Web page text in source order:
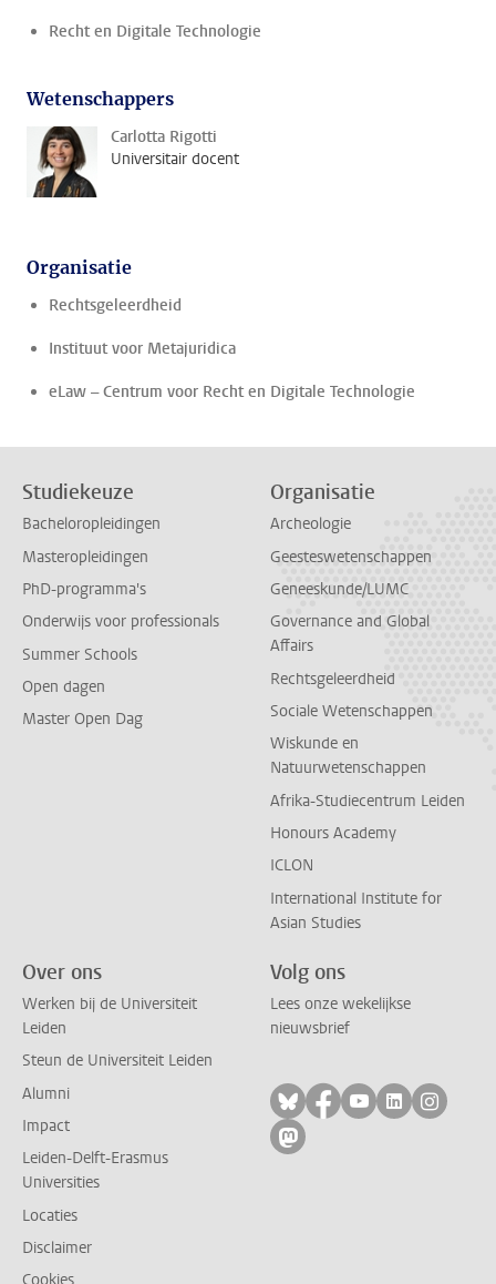
Recht en Digitale Technologie
Wetenschappers
Carlotta Rigotti
Universitair docent
Organisatie
Rechtsgeleerdheid
Instituut voor Metajuridica
eLaw – Centrum voor Recht en Digitale Technologie
Studiekeuze
Bacheloropleidingen
Masteropleidingen
PhD-programma's
Onderwijs voor professionals
Summer Schools
Open dagen
Master Open Dag
Organisatie
Archeologie
Geesteswetenschappen
Geneeskunde/LUMC
Governance and Global
Affairs
Rechtsgeleerdheid
Sociale Wetenschappen
Wiskunde en
Natuurwetenschappen
Afrika-Studiecentrum Leiden
Honours Academy
ICLON
International Institute for
Asian Studies
Over ons
Werken bij de Universiteit
Leiden
Steun de Universiteit Leiden
Alumni
Impact
Leiden-Delft-Erasmus
Universities
Locaties
Disclaimer
Volg ons
Lees onze wekelijkse
nieuwsbrief
Volg ons op bluesky
Volg ons op
Volg ons op
Volg ons
Volg
Volg ons op mastodon